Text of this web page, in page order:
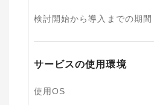
検討開始から導入までの期間
サービスの使用環境
使用OS